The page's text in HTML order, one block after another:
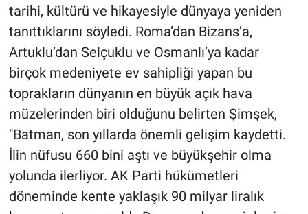
tarihi, kültürü ve hikayesiyle dünyaya yeniden
tanıttıklarını söyledi. Roma’dan Bizans’a,
Artuklu’dan Selçuklu ve Osmanlı’ya kadar
birçok medeniyete ev sahipliği yapan bu
toprakların dünyanın en büyük açık hava
müzelerinden biri olduğunu belirten Şimşek,
"Batman, son yıllarda önemli gelişim kaydetti.
İlin nüfusu 660 bini aştı ve büyükşehir olma
yolunda ilerliyor. AK Parti hükümetleri
döneminde kente yaklaşık 90 milyar liralık